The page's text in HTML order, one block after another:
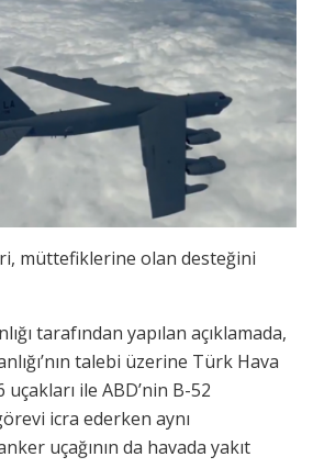
müttefiklerine olan desteğini
tarafından yapılan açıklamada,
talebi üzerine Türk Hava
ile ABD’nin B-52
icra ederken aynı
uçağının da havada yakıt